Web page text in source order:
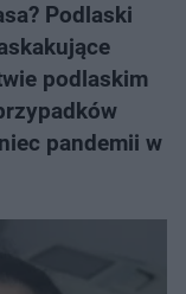
Podlaski
podlaskim
pandemii w